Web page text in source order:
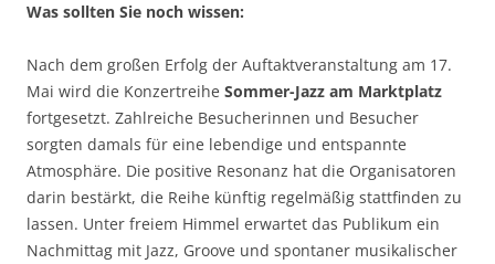
Was sollten Sie noch wissen:
Nach dem großen Erfolg der Auftaktveranstaltung am 17.
Mai wird die Konzertreihe Sommer-Jazz am Marktplatz
fortgesetzt. Zahlreiche Besucherinnen und Besucher
sorgten damals für eine lebendige und entspannte
Atmosphäre. Die positive Resonanz hat die Organisatoren
darin bestärkt, die Reihe künftig regelmäßig stattfinden zu
lassen. Unter freiem Himmel erwartet das Publikum ein
Nachmittag mit Jazz, Groove und spontaner musikalischer